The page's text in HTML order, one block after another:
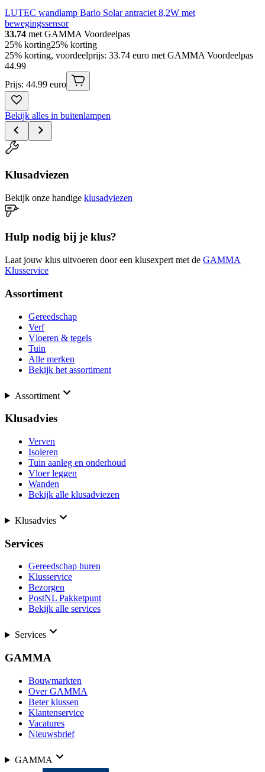
LUTEC wandlamp Barlo Solar antraciet 8,2W met
bewegingssensor
33.74 met GAMMA Voordeelpas
25% korting25% korting
25% korting, voordeelprijs: 33.74 euro met GAMMA Voordeelpas
44.99
Prijs: 44.99 euro
Bekijk alles in buitenlampen
Klusadviezen
Bekijk onze handige klusadviezen
Hulp nodig bij je klus?
Laat jouw klus uitvoeren door een klusexpert met de GAMMA
Klusservice
Assortiment
Gereedschap
Verf
Vloeren & tegels
Tuin
Alle merken
Bekijk het assortiment
Assortiment
Klusadvies
Verven
Isoleren
Tuin aanleg en onderhoud
Vloer leggen
Wanden
Bekijk alle klusadviezen
Klusadvies
Services
Gereedschap huren
Klusservice
Bezorgen
PostNL Pakketpunt
Bekijk alle services
Services
GAMMA
Bouwmarkten
Over GAMMA
Beter klussen
Klantenservice
Vacatures
Nieuwsbrief
GAMMA